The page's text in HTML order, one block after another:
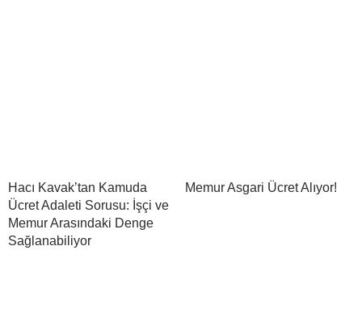
Hacı Kavak’tan Kamuda
Ücret Adaleti Sorusu: İşçi ve
Memur Arasındaki Denge
Sağlanabiliyor
Memur Asgari Ücret Alıyor!